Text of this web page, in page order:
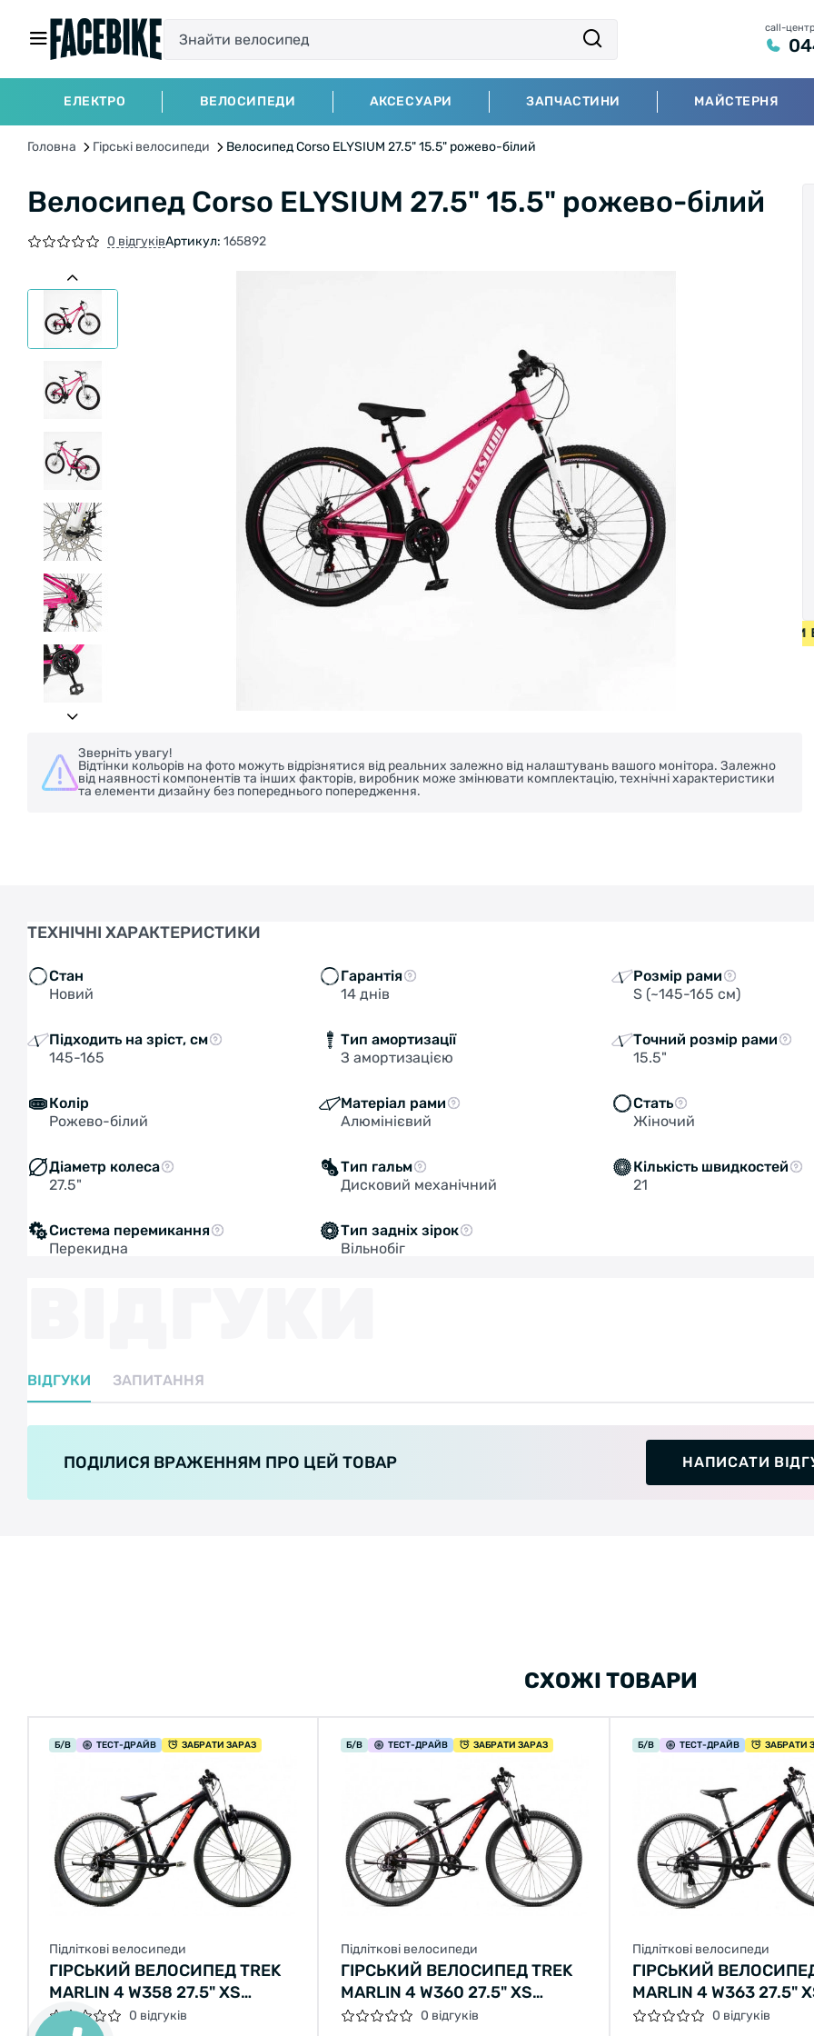
call-
ЕЛЕКТРО ВЕЛОСИПЕДИ АКСЕСУАРИ ЗАПЧАСТИНИ МАЙСТЕРНЯ
Головна Гірські велосипеди Велосипед Corso ELYSIUM 27.5" 15.5" рожево-білий
Велосипед Corso ELYSIUM 27.5" 15.5" рожево-білий
0 відгуківАртикул: 165892
Зверніть увагу!
Відтінки кольорів на фото можуть відрізнятися від реальних залежно від налаштувань вашого монітора. Залежно
від наявності компонентів та інших факторів, виробник може змінювати комплектацію, технічні характеристики
та елементи дизайну без попереднього попередження.
БЕЗКОШТОВНА ДОСТАВКА НА ВЕЛОСИПЕДИ ВІД 2000 ГРН • БЕЗКОШТОВНА ДОСТАВКА НА
ТЕХНІЧНІ ХАРАКТЕРИСТИКИ
Стан
Новий
Гарантія
14 днів
Розмір рами
S (~145-165 см)
Підходить на зріст, см
145-165
Тип амортизації
З амортизацією
Точний розмір рами
15.5"
Колір
Рожево-білий
Матеріал рами
Алюмінієвий
Стать
Жіночий
Діаметр колеса
27.5"
Тип гальм
Дисковий механічний
Кількість швидкостей
21
Система перемикання
Перекидна
Тип задніх зірок
Вільнобіг
ВІДГУКИ ЗАПИТАННЯ
ПОДІЛИСЯ ВРАЖЕННЯМ ПРО ЦЕЙ ТОВАР НАПИСАТИ
СХОЖІ ТОВАРИ
Б/В ТЕСТ-ДРАЙВ ЗАБРАТИ ЗАРАЗ
Підліткові велосипеди
ГІРСЬКИЙ ВЕЛОСИПЕД TREK
MARLIN 4 W358 27.5" XS
ЧОРНИЙ З ЧЕРВОНИМ Б/В
0 відгуків
Б/В ТЕСТ-ДРАЙВ ЗАБРАТИ ЗАРАЗ
Підліткові велосипеди
ГІРСЬКИЙ ВЕЛОСИПЕД TREK
MARLIN 4 W360 27.5" XS
ЧОРНИЙ З ЧЕРВОНИМ Б/В
0 відгуків
Б/В ТЕСТ-ДРАЙВ ЗАБРАТИ
Підліткові велосипеди
ГІРСЬКИЙ
MARLIN 4 W363 27.5"
ЧОРНИЙ З0 відгуків